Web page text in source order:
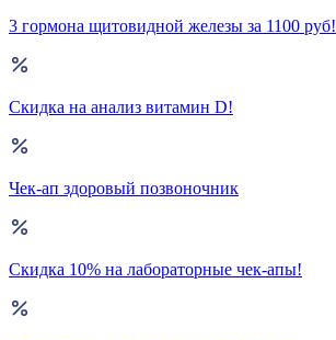
3 гормона щитовидной железы за 1100 руб!
Скидка на анализ витамин D!
Чек-ап здоровый позвоночник
Скидка 10% на лабораторные чек-апы!